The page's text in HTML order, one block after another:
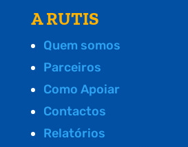
A RUTIS
Quem somos
Parceiros
Como Apoiar
Contactos
Relatórios